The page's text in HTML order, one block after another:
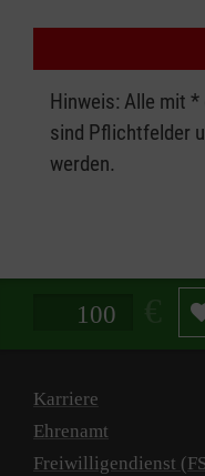
Hinweis: Alle mit *
sind Pflichtfelder
werden.
Spendenbetrag in
Karriere
Ehrenamt
Freiwilligendienst